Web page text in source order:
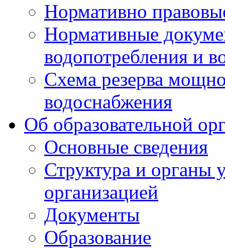
Нормативно
Нормативные
водопотребления и
Схема резерва
водоснабжения
Об образовательной
Основные сведения
Структура и органы
организацией
Документы
Образование